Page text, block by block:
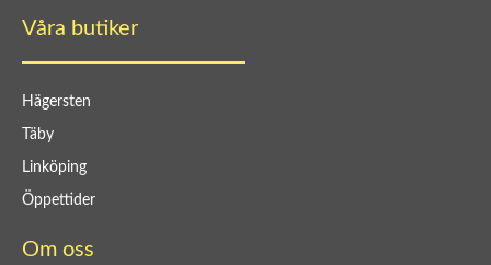
Våra butiker
Hägersten
Täby
Linköping
Öppettider
Om oss